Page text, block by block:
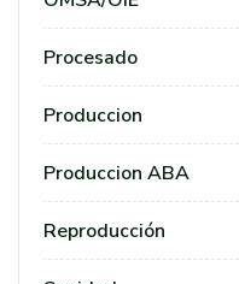
Procesado
Produccion
Produccion ABA
Reproducción